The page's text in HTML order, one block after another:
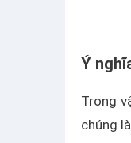
Ý
Trong
chúng